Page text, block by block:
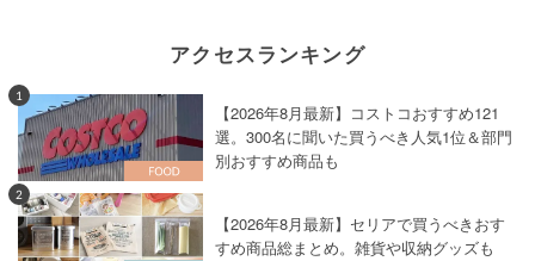
アクセスランキング
1
【2026年8月最新】コストコおすすめ121
選。300名に聞いた買うべき人気1位＆部門
別おすすめ商品も
2
【2026年8月最新】セリアで買うべきおす
すめ商品総まとめ。雑貨や収納グッズも